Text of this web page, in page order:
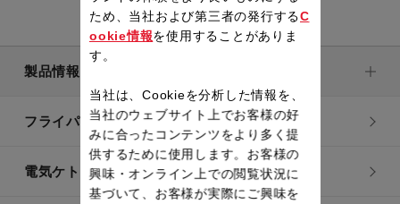
製品情報
フライパン・鍋
電気ケトル
ため、当社および第三者の発行するC
ookie情報を使用することがありま
す。
当社は、Cookieを分析した情報を、
当社のウェブサイト上でお客様の好
みに合ったコンテンツをより多く提
供するために使用します。お客様の
興味・オンライン上での閲覧状況に
基づいて、お客様が実際にご興味を